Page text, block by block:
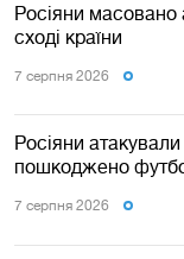
Росіяни масовано
сході країни
7 серпня 2026
Росіяни
пошкоджено
7 серпня 2026